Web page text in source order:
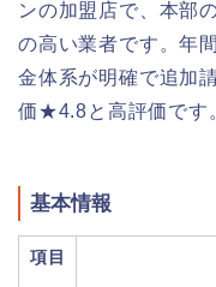
ンの加盟店で、本部
の高い業者です。年
金体系が明確で追加
価★4.8と高評価です
基本情報
項目